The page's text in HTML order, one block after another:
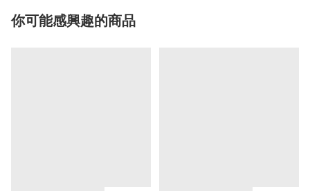
你可能感興趣的商品